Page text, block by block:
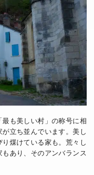
も美しい村」の称号に相
立ち並んでいます。美し
煤けている家も。荒々し
あり、そのアンバランス